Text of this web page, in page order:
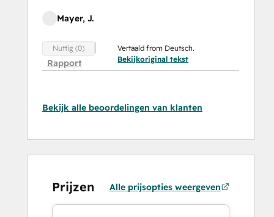
Mayer, J.
Nuttig (0)
Rapport
Vertaald from Deutsch.
Bekijkoriginal tekst
Bekijk alle beoordelingen van klanten
Prijzen Alle prijsopties weergeven